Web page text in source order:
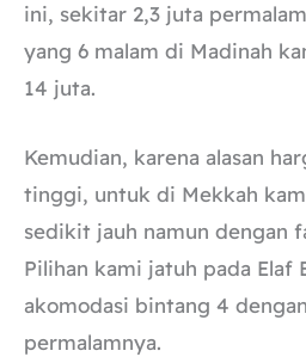
ini, sekitar 2,3 juta
yang 6 malam di Madinah
14 juta.
Kemudian, karena alasan
tinggi, untuk di Mekkah
sedikit jauh namun dengan
Pilihan kami jatuh pada Elaf
akomodasi bintang 4
permalamnya.